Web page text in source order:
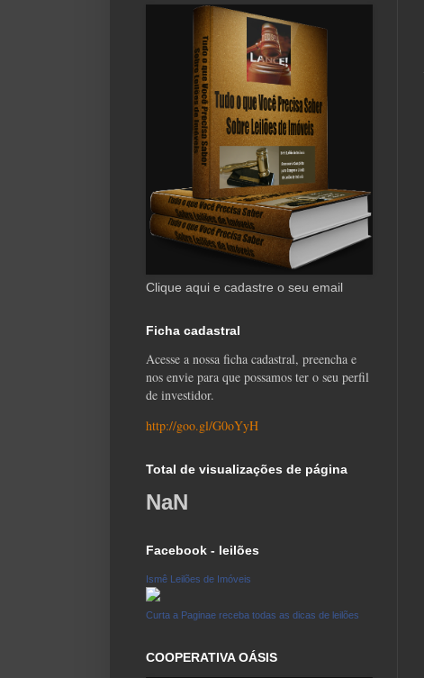
Clique aqui e cadastre o seu email
Ficha cadastral
Acesse a nossa ficha cadastral, preencha e
nos envie para que possamos ter o seu perfil
de investidor.
http://goo.gl/G0oYyH
Total de visualizações de página
NaN
Facebook - leilões
Ismê Leilões de Imóveis
Curta a Paginae receba todas as dicas de leilões
COOPERATIVA OÁSIS